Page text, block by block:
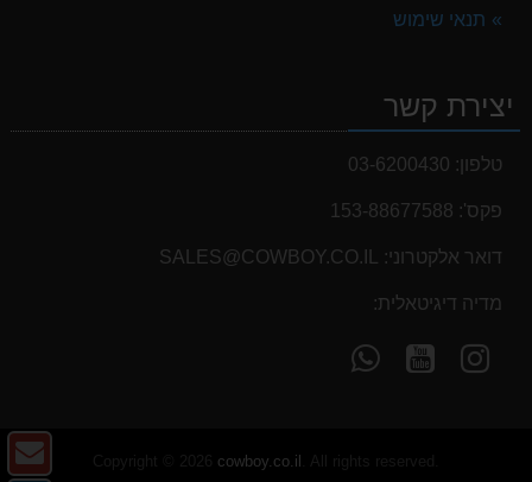
תנאי שימוש
יצירת קשר
טלפון: 03-6200430
פקס': 153-88677588
דואר אלקטרוני: SALES@COWBOY.CO.IL
מדיה דיגיטאלית:
עקוב
אחרינו
עקוב
אחרינו
cowboy.co.il